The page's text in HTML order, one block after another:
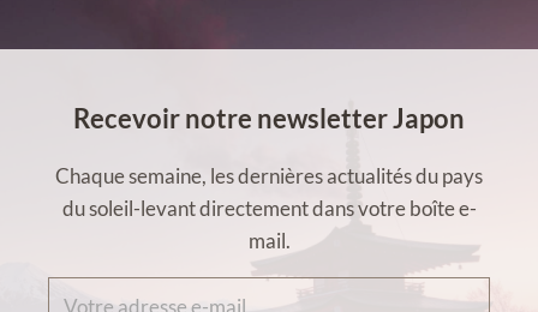
Recevoir notre newsletter Japon
Chaque semaine, les dernières actualités du pays
du soleil-levant directement dans votre boîte e-
mail.